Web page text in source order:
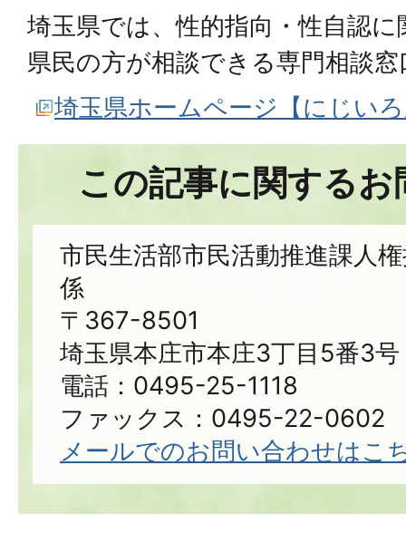
埼玉県では、性的指向・性自認
県民の方が相談できる専門相談
埼玉県ホームページ【にじい
この記事に関する
市民生活部市民活動推進課人
係
〒367-8501
埼玉県本庄市本庄3丁目5番3号
電話：0495-25-1118
ファックス：0495-22-0602
メールでのお問い合わせはこ